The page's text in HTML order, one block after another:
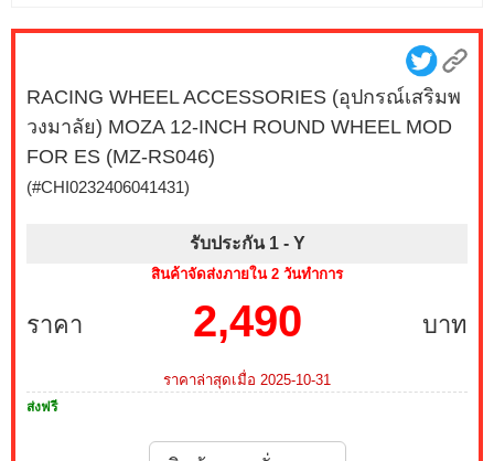
RACING WHEEL ACCESSORIES (อุปกรณ์เสริมพ
วงมาลัย) MOZA 12-INCH ROUND WHEEL MOD
FOR ES (MZ-RS046)
(#CHI0232406041431)
รับประกัน 1 - Y
สินค้าจัดส่งภายใน 2 วันทำการ
ราคา บาท
2,490
ราคาล่าสุดเมื่อ 2025-10-31
ส่งฟรี